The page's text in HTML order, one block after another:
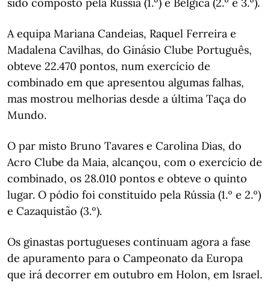
A equipa Mariana Candeias, Raquel Ferreira e
Madalena Cavilhas, do Ginásio Clube Português,
obteve 22.470 pontos, num exercício de
combinado em que apresentou algumas falhas,
mas mostrou melhorias desde a última Taça do
Mundo.
O par misto Bruno Tavares e Carolina Dias, do
Acro Clube da Maia, alcançou, com o exercício de
combinado, os 28.010 pontos e obteve o quinto
lugar. O pódio foi constituído pela Rússia (1.º e 2.º)
e Cazaquistão (3.º).
Os ginastas portugueses continuam agora a fase
de apuramento para o Campeonato da Europa
que irá decorrer em outubro em Holon, em Israel.